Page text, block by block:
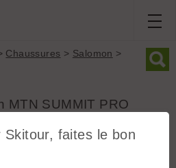
Chaussures > Salomon >
MTN SUMMIT PRO
Skitour, faites le bon